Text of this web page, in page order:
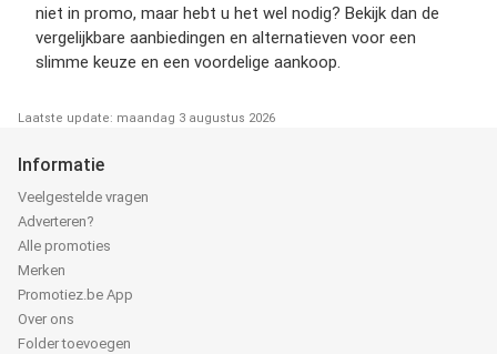
niet in promo, maar hebt u het wel nodig? Bekijk dan de
vergelijkbare aanbiedingen en alternatieven voor een
slimme keuze en een voordelige aankoop.
Laatste update: maandag 3 augustus 2026
Informatie
Veelgestelde vragen
Adverteren?
Alle promoties
Merken
Promotiez.be App
Over ons
Folder toevoegen